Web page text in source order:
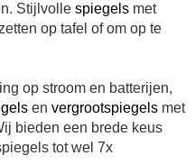
Stijlvolle spiegels met
op tafel of om op te
op stroom en batterijen,
en vergrootspiegels met
bieden een brede keus
tot wel 7x